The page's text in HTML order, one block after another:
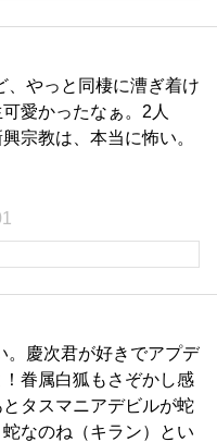
、やっと同棲に漕ぎ着け
愛かったなぁ。2人
宗教は、本当に怖い。
。慶次君が好きでアプデ
眷属白狐もさぞかし感
タスマニアデビルが蛇
なのね（キラン）とい